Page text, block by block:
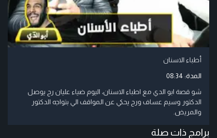
أطباء الاسنان
المدة: 08:34
شو قصة ابو الدي مع اطباء الاسنان، اليوم ضياء عليان رح يوصل
الدكتور وسيم عساف ورح يحكي عن المواقف الي بتواجه الدكتور
والمريض.
برامج ذات صلة